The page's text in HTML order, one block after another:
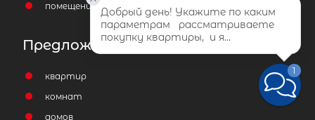
помещение
Предложения по продаже
квартир
комнат
домов
1
Добрый день! Укажите по каким
параметрам   рассматриваете
покупку квартиры,  и я...